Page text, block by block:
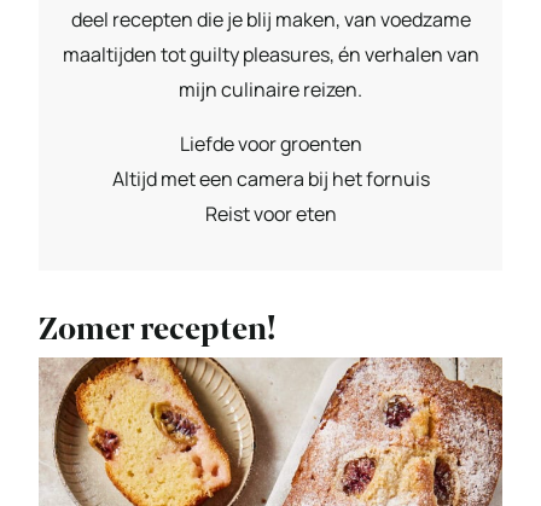
deel recepten die je blij maken, van voedzame
maaltijden tot guilty pleasures, én verhalen van
mijn culinaire reizen.
Liefde voor groenten
Altijd met een camera bij het fornuis
Reist voor eten
Zomer recepten!